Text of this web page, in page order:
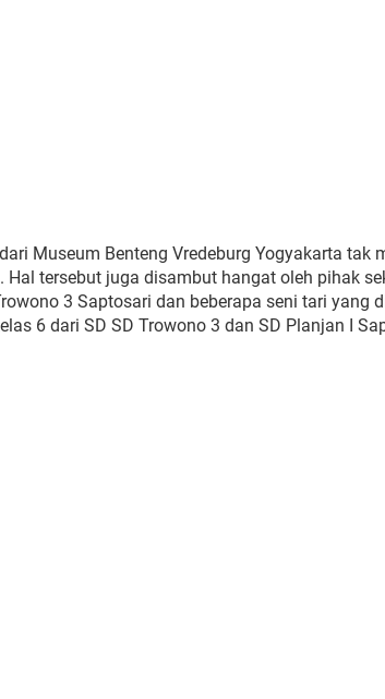
Museum Benteng Vredeburg Yogyakarta tak
Hal tersebut juga disambut hangat oleh pihak
3 Saptosari dan beberapa seni tari yang
6 dari SD SD Trowono 3 dan SD Planjan I